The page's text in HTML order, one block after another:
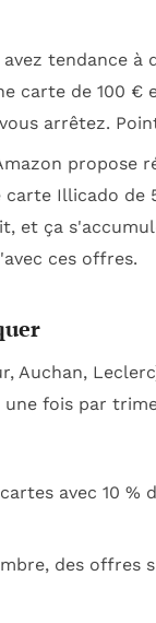
tendance à
carte de 100 €
arrêtez.
propose
Illicado de
et ça
ces offres.
Auchan,
fois par
avec 10 %
des offres